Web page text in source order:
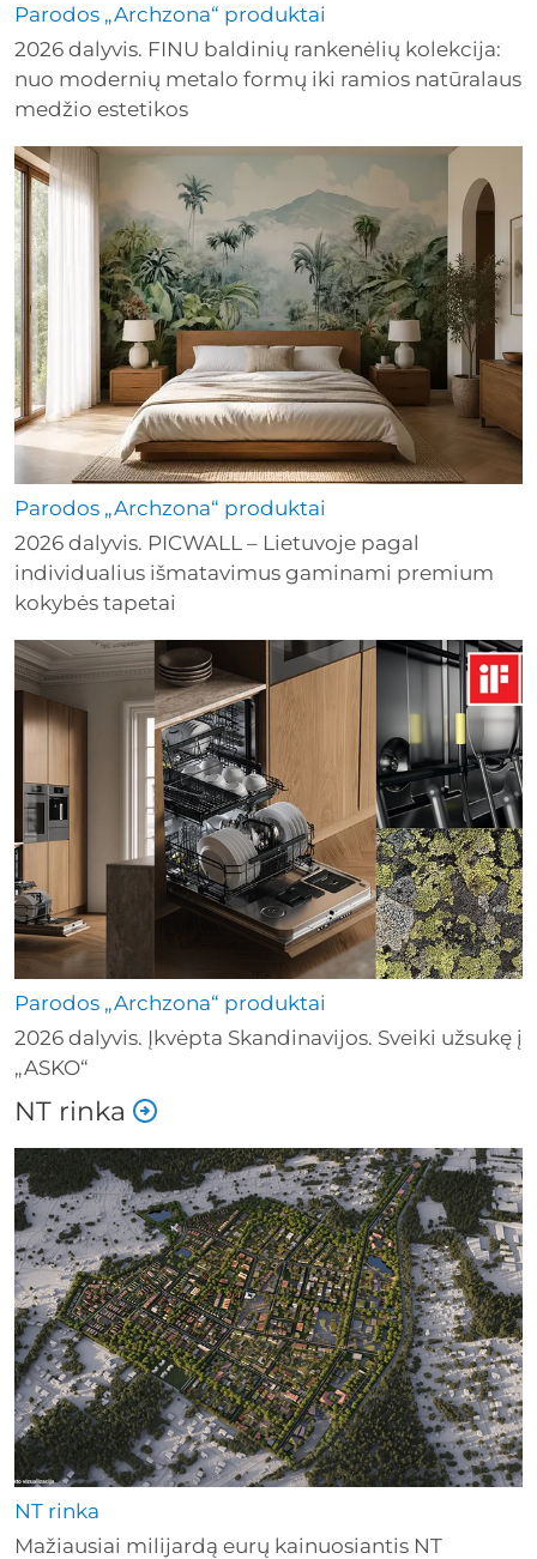
Parodos „Archzona“ produktai
2026 dalyvis. FINU baldinių rankenėlių kolekcija:
nuo modernių metalo formų iki ramios natūralaus
medžio estetikos
Parodos „Archzona“ produktai
2026 dalyvis. PICWALL – Lietuvoje pagal
individualius išmatavimus gaminami premium
kokybės tapetai
Parodos „Archzona“ produktai
2026 dalyvis. Įkvėpta Skandinavijos. Sveiki užsukę į
„ASKO“
NT rinka
NT rinka
Mažiausiai milijardą eurų kainuosiantis NT